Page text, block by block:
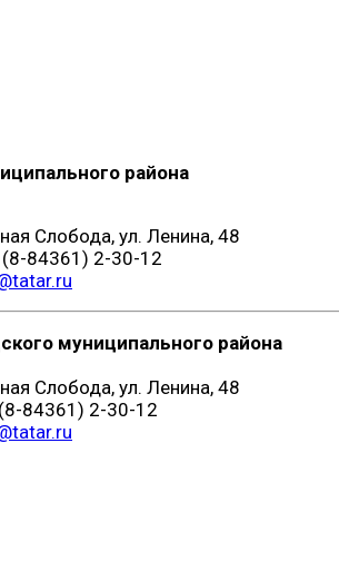
района
Слобода, ул. Ленина, 48
84361) 2-30-12
муниципального района
Слобода, ул. Ленина, 48
84361) 2-30-12